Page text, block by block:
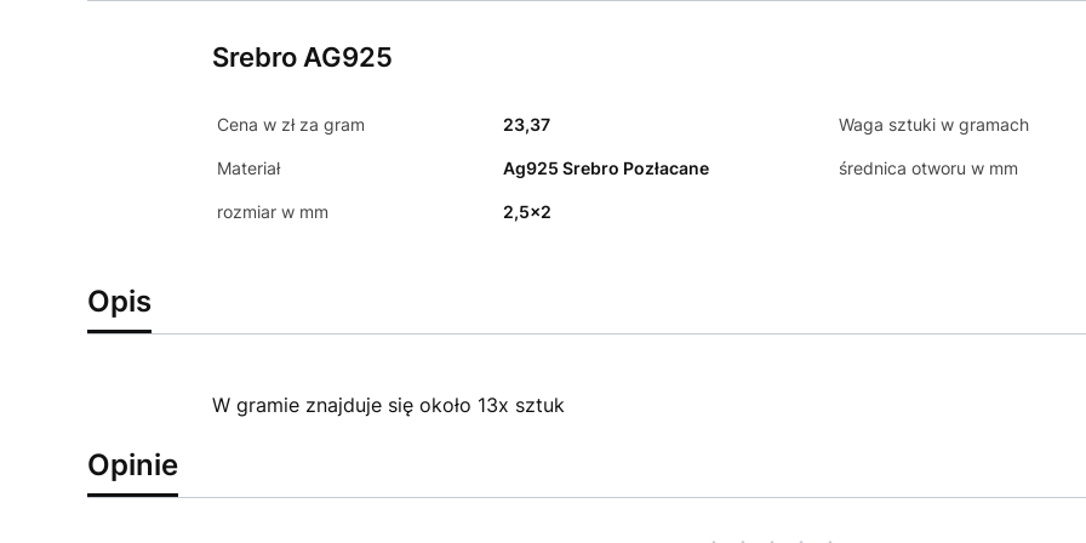
Srebro AG925
Cena w zł za gram 23,37 Waga sztuki w gramach
Materiał Ag925 Srebro Pozłacane średnica otworu w mm
rozmiar w mm 2,5x2
Opis
W gramie znajduje się około 13x sztuk
Opinie